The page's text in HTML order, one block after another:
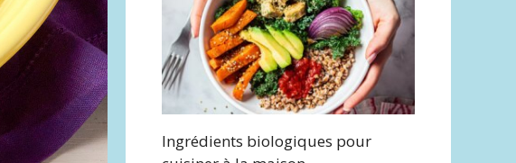
Ingrédients biologiques pour